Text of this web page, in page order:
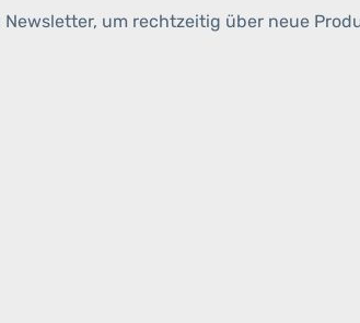
um rechtzeitig über neue